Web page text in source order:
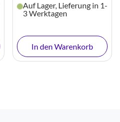
Auf Lager, Lieferung in 1-
3 Werktagen
In den Warenkorb